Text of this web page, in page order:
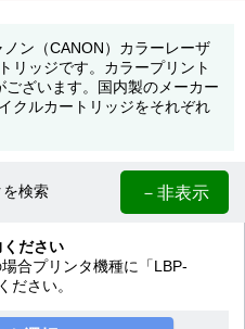
ン（CANON）カラーレーザ
リッジです。カラープリント
ざいます。国内製のメーカー
クルカートリッジをそれぞれ
検索 －非表示
ださい
合プリンタ機種に「LBP-
ださい。